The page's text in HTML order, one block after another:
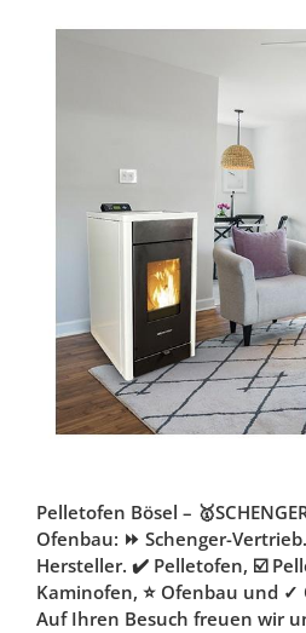
Pelletofen Bösel –
Ofenbau: ⏩ Schenger-
Hersteller. ✔️ Pelletofen, ☑️
Kaminofen, ⭐ Ofenbau und ✓
Auf Ihren Besuch freuen wir